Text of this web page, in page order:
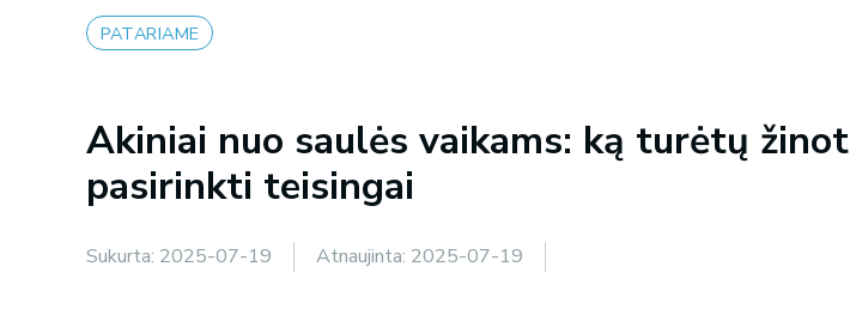
PATARIAME
Akiniai nuo saulės vaikams: ką turėtų
pasirinkti teisingai
Sukurta: 2025-07-19 Atnaujinta: 2025-07-19